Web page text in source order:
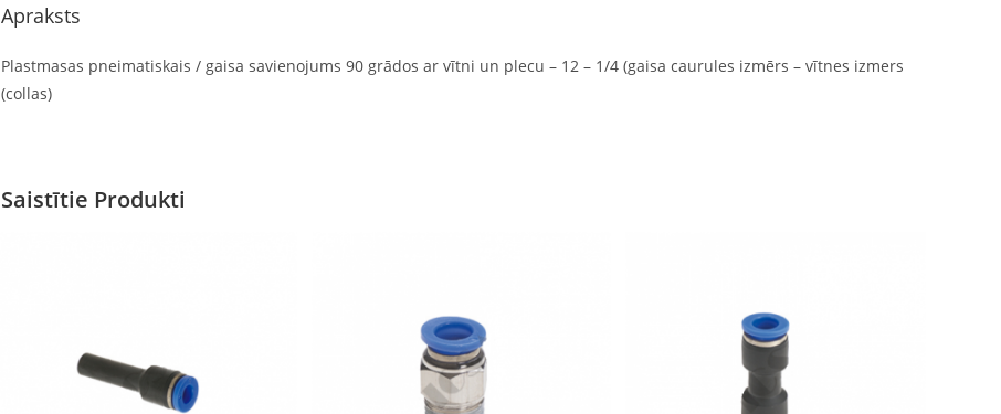
Apraksts
Plastmasas pneimatiskais / gaisa savienojums 90 grādos ar vītni un plecu – 12 – 1/4 (gaisa caurules izmērs – vītnes izmers
(collas)
Saistītie Produkti